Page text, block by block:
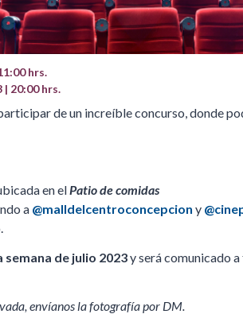
hrs.
| 20:00 hrs.
de un increíble concurso, donde
en elPatio de comidas
a @malldelcentroconcepcion y
de julio 2023y será comunicado
envíanos la fotografía por DM.